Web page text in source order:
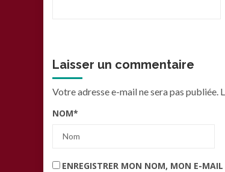
Laisser un commentaire
Votre adresse e-mail ne sera pas publiée.
NOM*
ENREGISTRER MON NOM, MON E-